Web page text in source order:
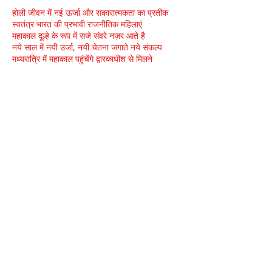
होली जीवन में नई ऊर्जा और सकारात्मकता का प्रतीक
स्वतंत्र भारत की प्रभावी राजनीतिक महिलाएं
महाकाल दूल्हे के रूप में सजे संवरे नज़र आते है
नये साल में नयी उर्जा, नयी चेतना जगाते नये संकल्प
मध्यरात्रि में महाकाल पहुंचेंगे द्वारकाधीश से मिलने